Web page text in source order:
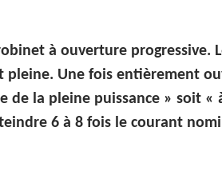
à ouverture progressive.
pleine. Une fois entièrement
de la pleine puissance » soit
6 à 8 fois le courant